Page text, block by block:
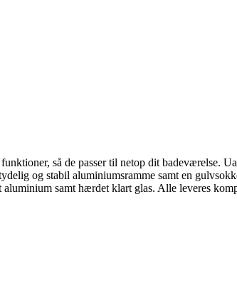
så de passer til netop dit badeværelse.
og stabil aluminiumsramme samt en
samt hærdet klart glas. Alle leveres